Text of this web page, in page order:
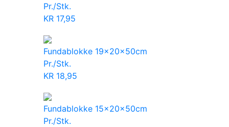
Pr./Stk.
KR 17,95
Fundablokke 19x20x50cm
Pr./Stk.
KR 18,95
Fundablokke 15x20x50cm
Pr./Stk.